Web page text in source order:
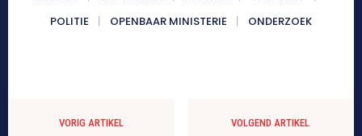
POLITIE
OPENBAAR MINISTERIE ONDERZOEK
VORIG ARTIKEL VOLGEND ARTIKEL